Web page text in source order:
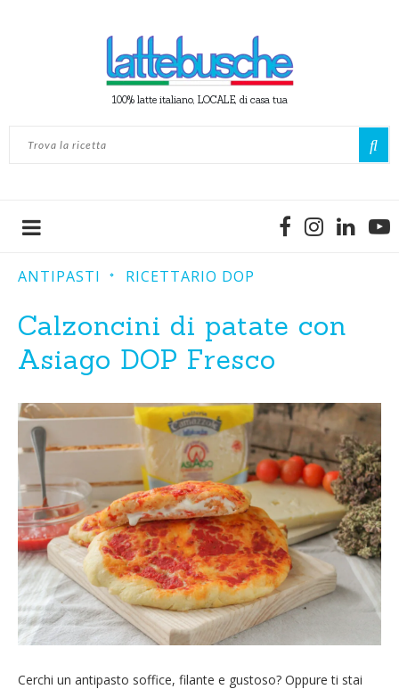
100% latte italiano, LOCALE, di casa tua
ANTIPASTI RICETTARIO DOP
Calzoncini di patate con
Asiago DOP Fresco
Cerchi un antipasto soffice, filante e gustoso? Oppure ti stai